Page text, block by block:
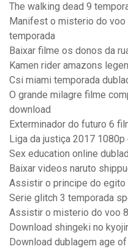
The walking dead 9
Manifest o misterio do
temporada
Baixar filme os donos da
Kamen rider amazons
Csi miami temporada
O grande milagre filme
download
Exterminador do futuro 6
Liga da justiça 2017 1080p
Sex education online
Baixar videos naruto
Assistir o principe do egito
Serie glitch 3 temporada
Assistir o misterio do voo
Download shingeki no
Download dublagem age